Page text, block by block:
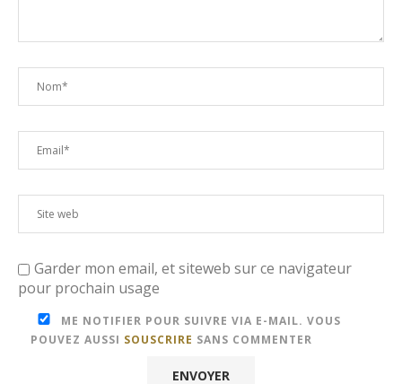
Garder mon email, et siteweb sur ce navigateur
pour prochain usage
ME NOTIFIER POUR SUIVRE VIA E-MAIL. VOUS
POUVEZ AUSSI SOUSCRIRE SANS COMMENTER